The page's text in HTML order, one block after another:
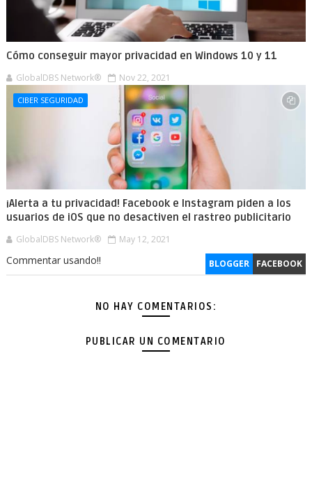
Cómo conseguir mayor privacidad en Windows 10 y 11
GlobalDBS Network® Nov 22, 2021
CIBER SEGURIDAD
¡Alerta a tu privacidad! Facebook e Instagram piden a los
usuarios de iOS que no desactiven el rastreo publicitario
GlobalDBS Network® May 12, 2021
BLOGGER FACEBOOK
Commentar usando!!
NO HAY COMENTARIOS:
PUBLICAR UN COMENTARIO